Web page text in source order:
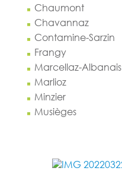
Chaumont
Chavannaz
Contamine-Sarzin
Frangy
Marcellaz-Albanais
Marlioz
Minzier
Musièges